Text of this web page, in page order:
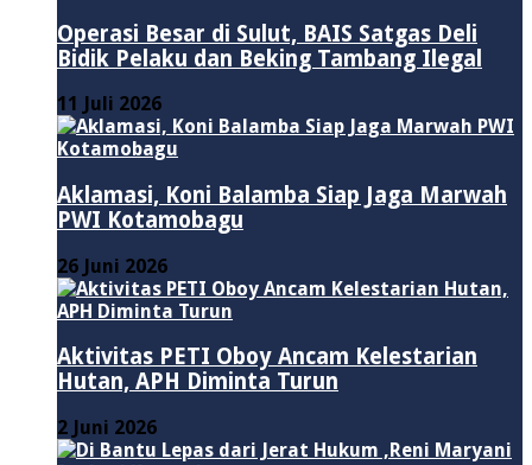
Operasi Besar di Sulut, BAIS Satgas Deli
Bidik Pelaku dan Beking Tambang Ilegal
11 Juli 2026
Aklamasi, Koni Balamba Siap Jaga Marwah
PWI Kotamobagu
26 Juni 2026
Aktivitas PETI Oboy Ancam Kelestarian
Hutan, APH Diminta Turun
2 Juni 2026